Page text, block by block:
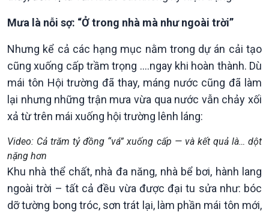
Mưa là nỗi sợ: “Ở trong nhà mà như ngoài trời”
Nhưng kể cả các hạng mục nằm trong dự án cải tạo
cũng xuống cấp trầm trọng ….ngay khi hoàn thành. Dù
mái tôn Hội trường đã thay, máng nước cũng đã làm
lại nhưng những trận mưa vừa qua nước vẫn chảy xối
xả từ trên mái xuống hội trường lênh láng:
Video: Cả trăm tỷ đồng “vá” xuống cấp — và kết quả là… dột
nặng hơn
Khu nhà thể chất, nhà đa năng, nhà bể bơi, hành lang
ngoài trời – tất cả đều vừa được đại tu sửa như: bóc
dỡ tường bong tróc, sơn trát lại, làm phần mái tôn mới,